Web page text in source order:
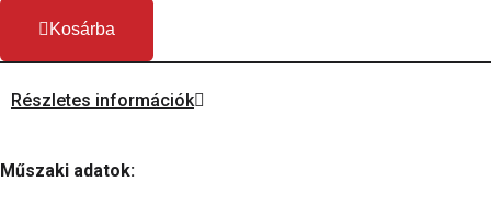
Kosárba
Részletes információk
Műszaki adatok: